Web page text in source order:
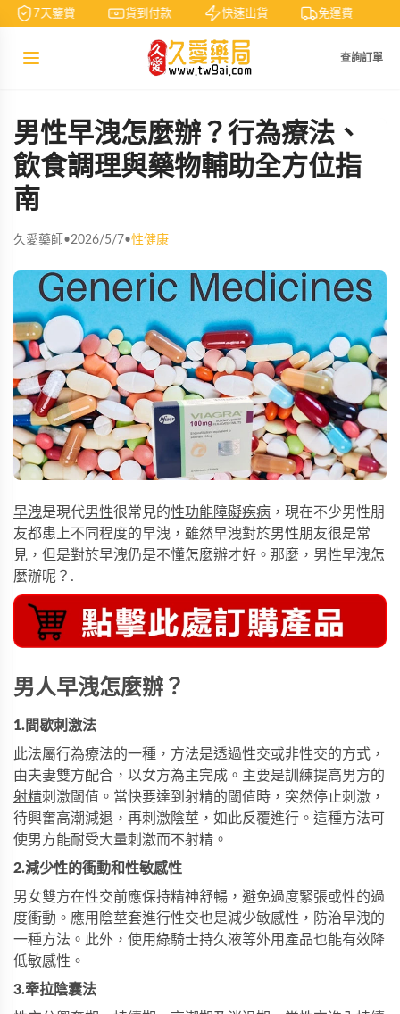
7天鑒賞 貨到付款 快速出貨 免運費
查詢訂單
男性早洩怎麼辦？行為療法、
飲食調理與藥物輔助全方位指
南
久愛藥師•2026/5/7•性健康
早洩是現代男性很常見的性功能障礙疾病 ，現在不少男性朋
友都患上不同程度的早洩，雖然早洩對於男性朋友很是常
見，但是對於早洩仍是不懂怎麼辦才好。那麼，男性早洩怎
麼辦呢？.
男人早洩怎麼辦？
1.間歇刺激法
此法屬行為療法的一種，方法是透過性交或非性交的方式，
由夫妻雙方配合，以女方為主完成。主要是訓練提高男方的
射精刺激閾值。當快要達到射精的閾值時，突然停止刺激，
待興奮高潮減退，再刺激陰莖，如此反覆進行。這種方法可
使男方能耐受大量刺激而不射精。
2.減少性的衝動和性敏感性
男女雙方在性交前應保持精神舒暢，避免過度緊張或性的過
度衝動。應用陰莖套進行性交也是減少敏感性，防治早洩的
一種方法。此外，使用綠騎士持久液等外用產品也能有效降
低敏感性。
3.牽拉陰囊法